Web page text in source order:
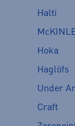
Halti
Hoka
Haglöfs
Under
Craft